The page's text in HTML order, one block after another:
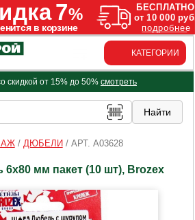
КАТЕГОРИИ
скидкой от 15% до 50% смотреть
/ ДЮБЕЛИ / АРТ. A03628
мм пакет (10 шт), Brozex